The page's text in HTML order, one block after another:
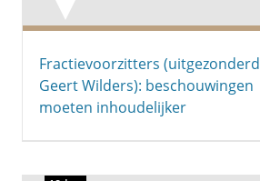
Fractievoorzitters (uitgezonderd
Geert Wilders): beschouwingen
moeten inhoudelijker